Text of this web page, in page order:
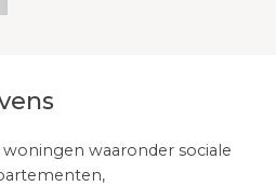
woningen waaronder sociale